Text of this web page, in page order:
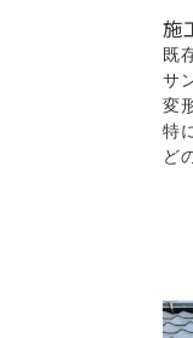
施
既
サ
変
特
ど